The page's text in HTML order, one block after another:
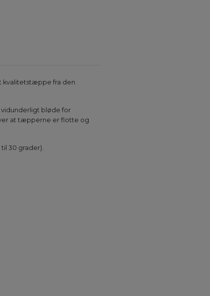
kvalitetstæppe fra den
bløde for
at tæpperne er flotte og
30 grader).